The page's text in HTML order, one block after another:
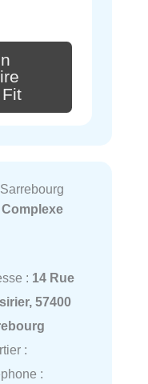
Complexe
: 14 Rue
57400
:
: